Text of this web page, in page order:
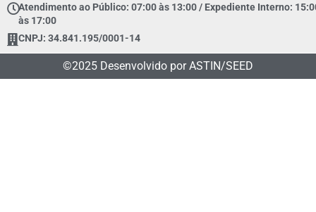
Atendimento ao Público: 07:00 às 13:00 / Expediente Interno:
às 17:00
CNPJ: 34.841.195/0001-14
©2025 Desenvolvido por ASTIN/SEED